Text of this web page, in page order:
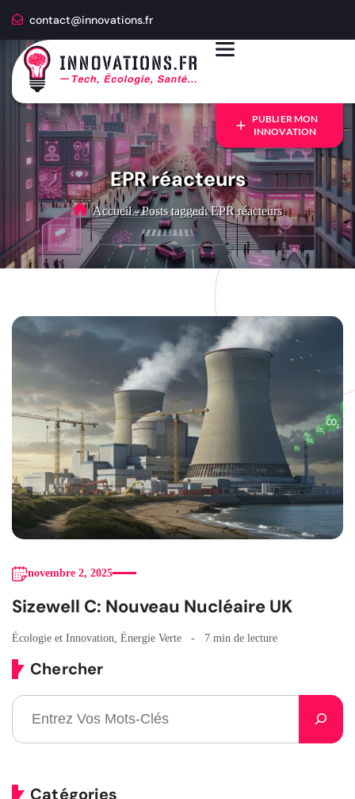
contact@innovations.fr
PUBLIER MON
INNOVATION
EPR réacteurs
Accueil - Posts tagged: EPR réacteurs
novembre 2, 2025
Sizewell C: Nouveau Nucléaire UK
Écologie et Innovation Énergie Verte 7 min de lecture
Chercher
Catégories